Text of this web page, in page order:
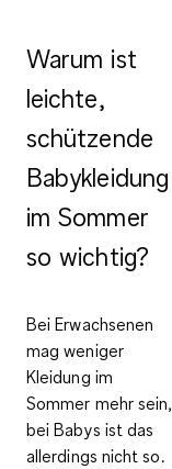
Warum ist
leichte,
schützende
Babykleidung
im Sommer
so wichtig?
Bei Erwachsenen
mag weniger
Kleidung im
Sommer mehr sein,
bei Babys ist das
allerdings nicht so.